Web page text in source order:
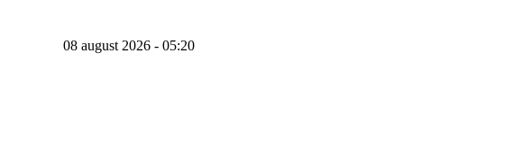
08 august 2026 - 05:20